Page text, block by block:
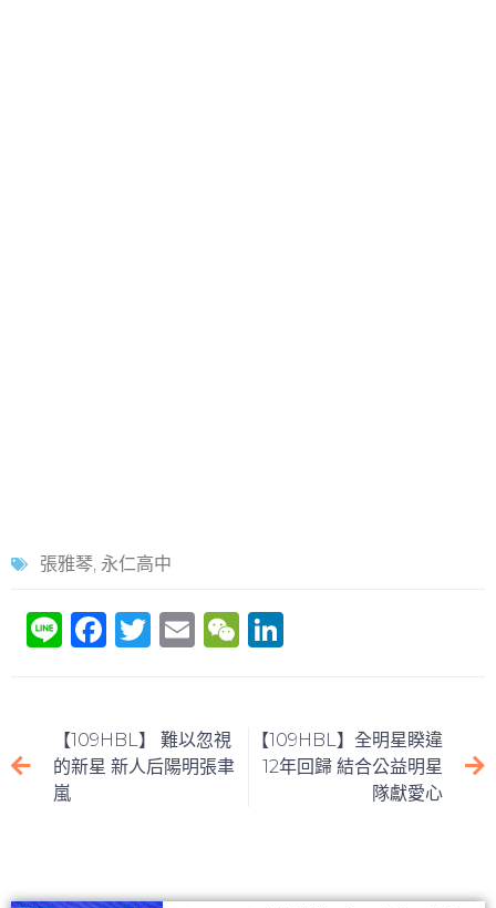
張雅琴, 永仁高中
Li F
e
b
T
er
E
l
W
at
e
dI
【109HBL】 難以忽視
的新星 新人后陽明張聿
嵐
【109HBL】全明星睽違
12年回歸 結合公益明星
隊獻愛心